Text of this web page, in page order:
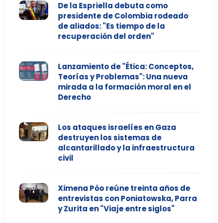
De la Espriella debuta como
presidente de Colombia rodeado
de aliados: "Es tiempo de la
recuperación del orden"
Lanzamiento de "Ética: Conceptos,
Teorías y Problemas": Una nueva
mirada a la formación moral en el
Derecho
Los ataques israelíes en Gaza
destruyen los sistemas de
alcantarillado y la infraestructura
civil
Ximena Póo reúne treinta años de
entrevistas con Poniatowska, Parra
y Zurita en "Viaje entre siglos"